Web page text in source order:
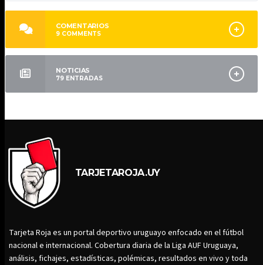
COMENTARIOS
9 COMMENTS
NOTICIAS
79 ENTRADAS
TARJETAROJA.UY
Tarjeta Roja es un portal deportivo uruguayo enfocado en el fútbol
nacional e internacional. Cobertura diaria de la Liga AUF Uruguaya,
análisis, fichajes, estadísticas, polémicas, resultados en vivo y toda